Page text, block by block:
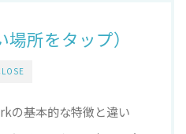
所をタップ）
の基本的な特徴と違い